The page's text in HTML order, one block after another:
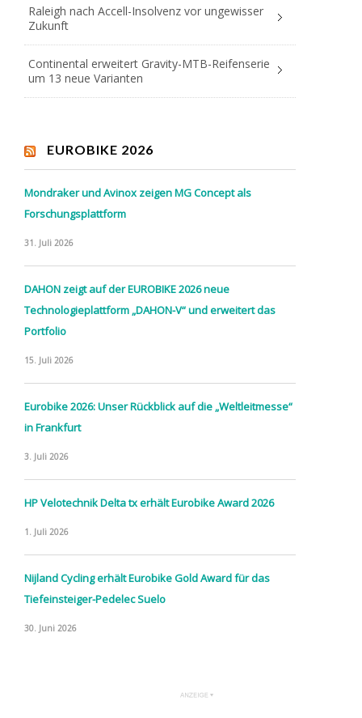
Raleigh nach Accell-Insolvenz vor ungewisser
Zukunft
Continental erweitert Gravity-MTB-Reifenserie
um 13 neue Varianten
EUROBIKE 2026
Mondraker und Avinox zeigen MG Concept als
Forschungsplattform
31. Juli 2026
DAHON zeigt auf der EUROBIKE 2026 neue
Technologieplattform „DAHON-V“ und erweitert das
Portfolio
15. Juli 2026
Eurobike 2026: Unser Rückblick auf die „Weltleitmesse“
in Frankfurt
3. Juli 2026
HP Velotechnik Delta tx erhält Eurobike Award 2026
1. Juli 2026
Nijland Cycling erhält Eurobike Gold Award für das
Tiefeinsteiger-Pedelec Suelo
30. Juni 2026